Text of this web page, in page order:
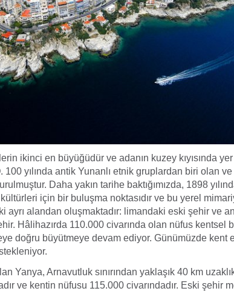
ikinci en büyüğüdür ve adanın kuzey kıyısında yer
100 yılında antik Yunanlı etnik gruplardan biri olan
Daha yakın tarihe baktığımızda, 1898
için bir buluşma noktasıdır ve bu yerel
ayrı alandan oluşmaktadır: limandaki eski şehir ve
Hâlihazırda 110.000 civarında olan nüfus kentsel
doğru büyütmeye devam ediyor. Günümüzde kent
Yanya, Arnavutluk sınırından yaklaşık 40 km
ve kentin nüfusu 115.000 civarındadır. Eski şehir